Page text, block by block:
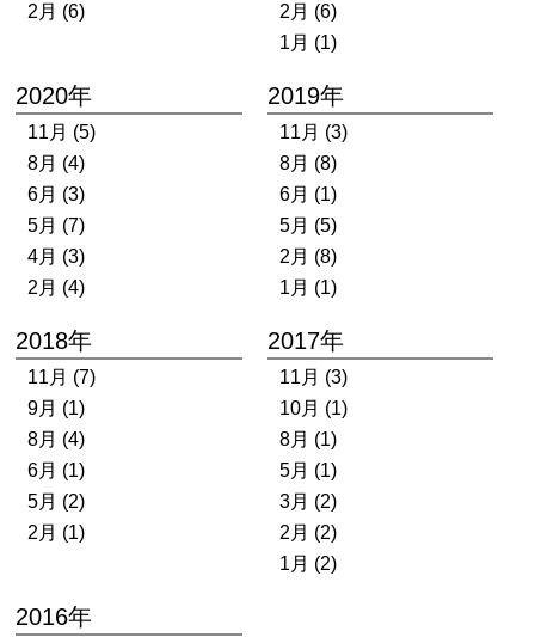
2月 (6)
2月 (6)
1月 (1)
2020年
11月 (5)
8月 (4)
6月 (3)
5月 (7)
4月 (3)
2月 (4)
2019年
11月 (3)
8月 (8)
6月 (1)
5月 (5)
2月 (8)
1月 (1)
2018年
11月 (7)
9月 (1)
8月 (4)
6月 (1)
5月 (2)
2月 (1)
2017年
11月 (3)
10月 (1)
8月 (1)
5月 (1)
3月 (2)
2月 (2)
1月 (2)
2016年